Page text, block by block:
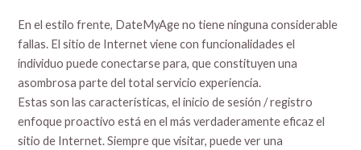
En el estilo frente, DateMyAge no tiene ninguna considerable
fallas. El sitio de Internet viene con funcionalidades el
individuo puede conectarse para, que constituyen una
asombrosa parte del total servicio experiencia.
Estas son las características, el inicio de sesión / registro
enfoque proactivo está en el más verdaderamente eficaz el
sitio de Internet. Siempre que visitar, puede ver una